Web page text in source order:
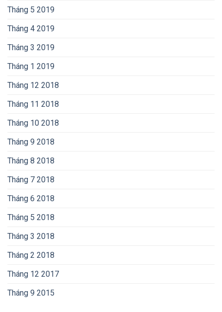
Tháng 5 2019
Tháng 4 2019
Tháng 3 2019
Tháng 1 2019
Tháng 12 2018
Tháng 11 2018
Tháng 10 2018
Tháng 9 2018
Tháng 8 2018
Tháng 7 2018
Tháng 6 2018
Tháng 5 2018
Tháng 3 2018
Tháng 2 2018
Tháng 12 2017
Tháng 9 2015